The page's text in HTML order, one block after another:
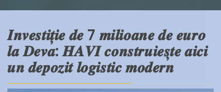
𝑰𝒏𝒗𝒆𝒔𝒕𝒊𝒕̦𝒊𝒆 𝒅𝒆 7 𝒎𝒊𝒍𝒊𝒐𝒂𝒏𝒆 𝒅𝒆 𝒆𝒖𝒓𝒐
𝒍𝒂 𝑫𝒆𝒗𝒂: 𝑯𝑨𝑽𝑰 𝒄𝒐𝒏𝒔𝒕𝒓𝒖𝒊𝒆𝒔̦𝒕𝒆 𝒂𝒊𝒄𝒊
𝒖𝒏 𝒅𝒆𝒑𝒐𝒛𝒊𝒕 𝒍𝒐𝒈𝒊𝒔𝒕𝒊𝒄 𝒎𝒐𝒅𝒆𝒓𝒏